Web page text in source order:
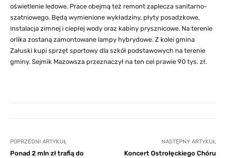
oświetlenie ledowe. Prace obejmą też remont zaplecza sanitarno-
szatniowego. Będą wymienione wykładziny, płyty posadzkowe,
instalacja zimnej i ciepłej wody oraz kabiny prysznicowe. Na terenie
orlika zostaną zamontowane lampy hybrydowe. Z kolei gmina
Załuski kupi sprzęt sportowy dla szkół podstawowych na terenie
gminy. Sejmik Mazowsza przeznaczył na ten cel prawie 90 tys. zł.
POPRZEDNI ARTYKUŁ
Ponad 2 mln zł trafią do
NASTĘPNY ARTYKUŁ
Koncert Ostrołęckiego Chóru